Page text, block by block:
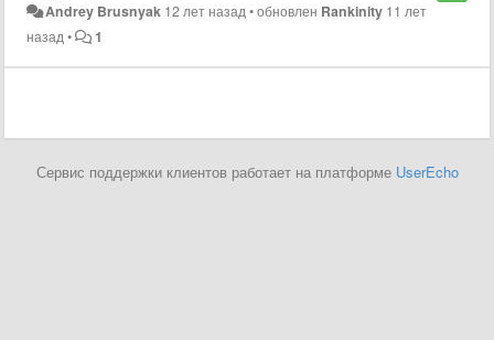
Andrey Brusnyak 12 лет назад•обновлен Rankinity 11 лет
назад• 1
Сервис поддержки клиентов работает на платформе UserEcho